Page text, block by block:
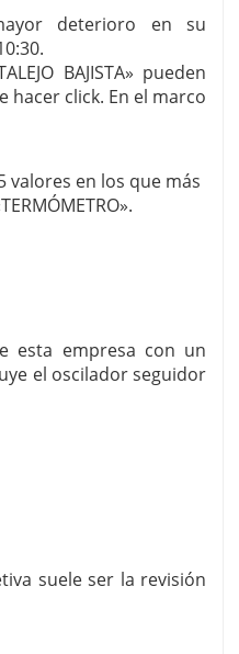
deterioro en su
BAJISTA» pueden
hacer click. En el marco
valores en los que más
esta empresa con un
el oscilador seguidor
suele ser la revisión